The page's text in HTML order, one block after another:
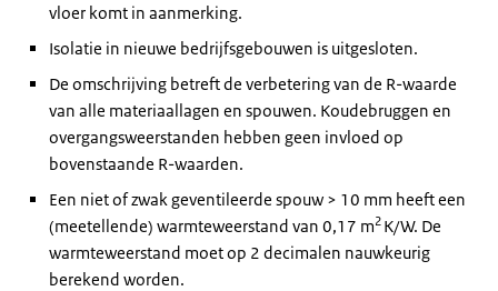
vloer komt in aanmerking.
Isolatie in nieuwe bedrijfsgebouwen is uitgesloten.
De omschrijving betreft de verbetering van de R-waarde
van alle materiaallagen en spouwen. Koudebruggen en
overgangsweerstanden hebben geen invloed op
bovenstaande R-waarden.
Een niet of zwak geventileerde spouw > 10 mm heeft een
(meetellende) warmteweerstand van 0,17 m2 K/W. De
warmteweerstand moet op 2 decimalen nauwkeurig
berekend worden.